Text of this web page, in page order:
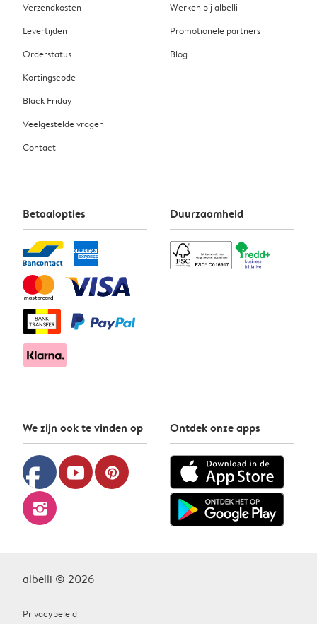
Verzendkosten
Levertijden
Orderstatus
Kortingscode
Black Friday
Veelgestelde vragen
Contact
Werken bij albelli
Promotionele partners
Blog
Betaalopties Duurzaamheid
We zijn ook te vinden op
facebook youtube pinterest
instagram
Ontdek onze apps
albelli © 2026
Privacybeleid